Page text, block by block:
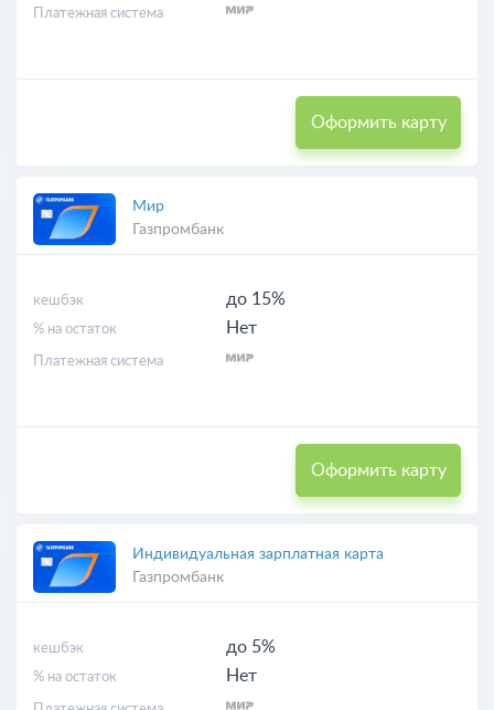
Платежная система
Оформить карту
Мир
Газпромбанк
кешбэк до 15%
% на остаток Нет
Платежная система
Оформить карту
Индивидуальная зарплатная карта
Газпромбанк
кешбэк до 5%
% на остаток Нет